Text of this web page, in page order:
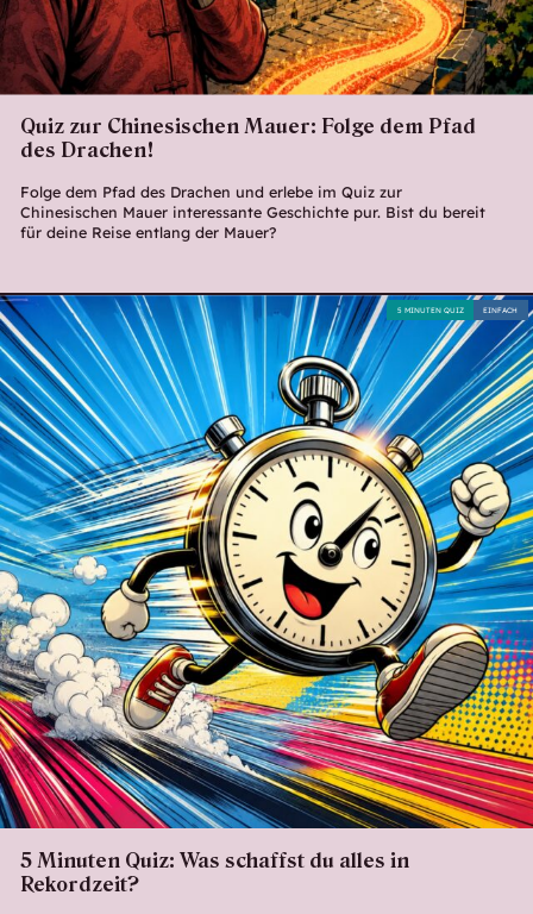
Quiz zur Chinesischen Mauer: Folge dem Pfad
des Drachen!
Folge dem Pfad des Drachen und erlebe im Quiz zur
Chinesischen Mauer interessante Geschichte pur. Bist du bereit
für deine Reise entlang der Mauer?
5 Minuten Quiz: Was schaffst du alles in
Rekordzeit?
EINFACH
5 MINUTEN QUIZ